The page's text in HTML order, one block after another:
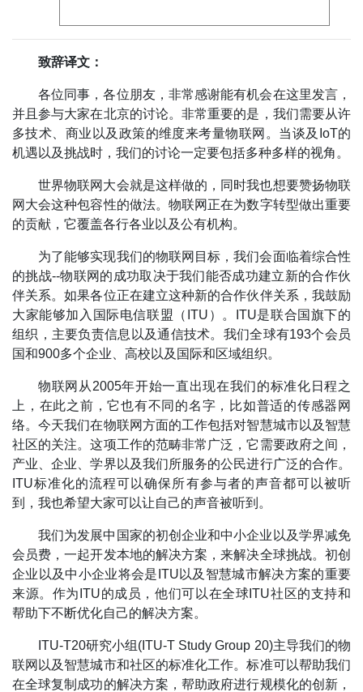
致辞译文：
各位同事，各位朋友，非常感谢能有机会在这里发言，
并且参与大家在北京的讨论。非常重要的是，我们需要从许
多技术、商业以及政策的维度来考量物联网。当谈及IoT的
机遇以及挑战时，我们的讨论一定要包括多种多样的视角。
世界物联网大会就是这样做的，同时我也想要赞扬物联
网大会这种包容性的做法。物联网正在为数字转型做出重要
的贡献，它覆盖各行各业以及公有机构。
为了能够实现我们的物联网目标，我们会面临着综合性
的挑战--物联网的成功取决于我们能否成功建立新的合作伙
伴关系。如果各位正在建立这种新的合作伙伴关系，我鼓励
大家能够加入国际电信联盟（ITU）。ITU是联合国旗下的
组织，主要负责信息以及通信技术。我们全球有193个会员
国和900多个企业、高校以及国际和区域组织。
物联网从2005年开始一直出现在我们的标准化日程之
上，在此之前，它也有不同的名字，比如普适的传感器网
络。今天我们在物联网方面的工作包括对智慧城市以及智慧
社区的关注。这项工作的范畴非常广泛，它需要政府之间，
产业、企业、学界以及我们所服务的公民进行广泛的合作。
ITU标准化的流程可以确保所有参与者的声音都可以被听
到，我也希望大家可以让自己的声音被听到。
我们为发展中国家的初创企业和中小企业以及学界减免
会员费，一起开发本地的解决方案，来解决全球挑战。初创
企业以及中小企业将会是ITU以及智慧城市解决方案的重要
来源。作为ITU的成员，他们可以在全球ITU社区的支持和
帮助下不断优化自己的解决方案。
ITU-T20研究小组(ITU-T Study Group 20)主导我们的物
联网以及智慧城市和社区的标准化工作。标准可以帮助我们
在全球复制成功的解决方案，帮助政府进行规模化的创新，